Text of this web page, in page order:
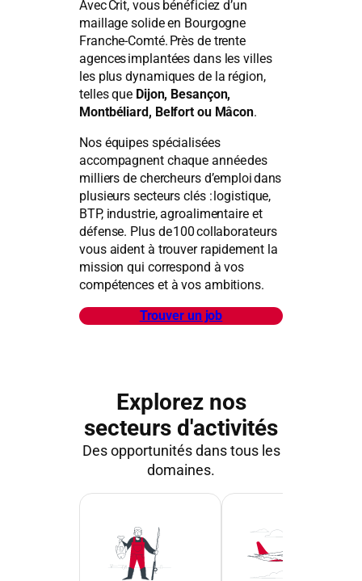
Avec Crit, vous bénéficiez d’un
maillage solide en Bourgogne
Franche-Comté. Près de trente
agences implantées dans les villes
les plus dynamiques de la région,
telles que Dijon, Besançon,
Montbéliard, Belfort ou Mâcon.
Nos équipes spécialisées
accompagnent chaque année des
milliers de chercheurs d’emploi dans
plusieurs secteurs clés : logistique,
BTP, industrie, agroalimentaire et
défense. Plus de 100 collaborateurs
vous aident à trouver rapidement la
mission qui correspond à vos
compétences et à vos ambitions.
Trouver un job